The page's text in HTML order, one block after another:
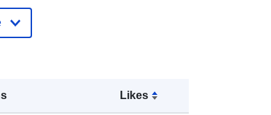
Likes
programme-chirp